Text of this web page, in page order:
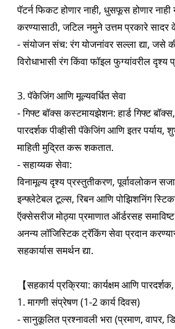
पॅटर्न फिकट होणार नाही, धुसफूस होणार नाही
करण्यासाठी, जटिल नमुने उत्तम प्रकारे
- संयोजन संच: रंग योजनांवर सल्ला द्या, जसे
विरोधाभासी रंग किंवा फॉइल फुग्यांवरील दृश्य
3. पॅकेजिंग आणि मूल्यवर्धित सेवा
- गिफ्ट बॉक्स कस्टमायझेशन: हार्ड गिफ्ट
पारदर्शक पीव्हीसी पॅकेजिंग आणि इतर पर्याय,
माहिती मुद्रित करू शकतात.
- सहाय्यक सेवा:
विनामूल्य दृश्य प्रस्तुतीकरण, पूर्वावलोकन
इन्फ्लेटेबल टूल्स, रिबन आणि पोझिशनिंग
ऍक्सेसरीज मोठ्या प्रमाणात ऑर्डरसह
अनन्य लॉजिस्टिक ट्रॅकिंग सेवा प्रदान
सहकार्यास समर्थन द्या.
【सहकार्य प्रक्रिया: कार्यक्षम आणि पारदर्शक,
1. मागणी संप्रेषण (1-2 कार्य दिवस)
- सानुकूलित प्रश्नावली भरा (प्रमाण, वापर,